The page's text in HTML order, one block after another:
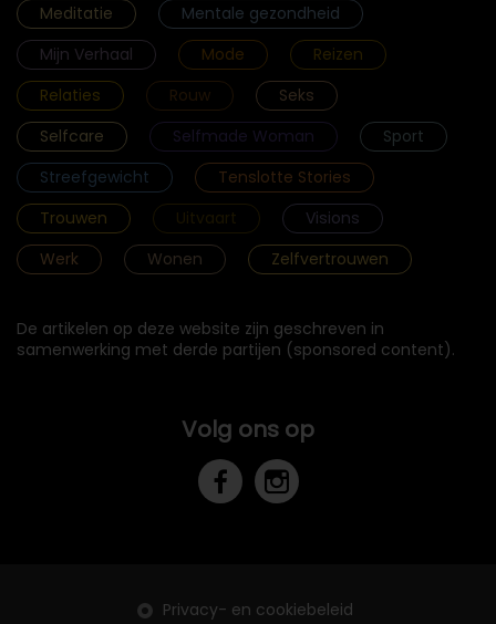
Meditatie
Mentale gezondheid
Mijn Verhaal
Mode
Reizen
Relaties
Rouw
Seks
Selfcare
Selfmade Woman
Sport
Streefgewicht
Tenslotte Stories
Trouwen
Uitvaart
Visions
Werk
Wonen Zelfvertrouwen
De artikelen op deze website zijn geschreven in
samenwerking met derde partijen (sponsored content).
Volg ons op
Privacy- en cookiebeleid